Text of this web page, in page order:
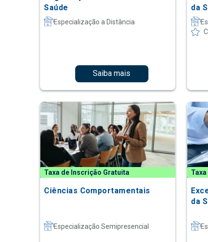
Saúde
Especialização a Distância
Saiba mais
da
Taxa de Inscrição Gratuita
Ciências Comportamentais
Especialização Semipresencial
da